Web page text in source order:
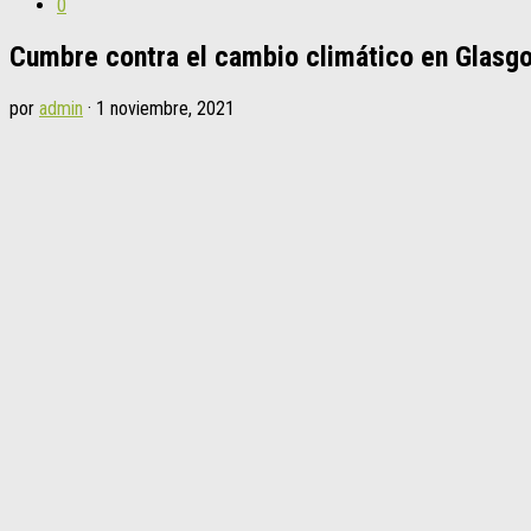
0
Cumbre contra el cambio climático en
por admin · 1 noviembre, 2021